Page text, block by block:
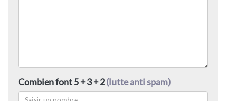
Combien font 5 + 3 + 2(lutte anti spam)